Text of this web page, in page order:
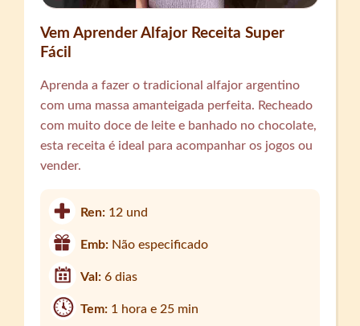
Vem Aprender Alfajor Receita Super
Fácil
Aprenda a fazer o tradicional alfajor argentino
com uma massa amanteigada perfeita. Recheado
com muito doce de leite e banhado no chocolate,
esta receita é ideal para acompanhar os jogos ou
vender.
Ren: 12 und
Emb: Não especificado
Val:6 dias
Tem: 1 hora e 25 min